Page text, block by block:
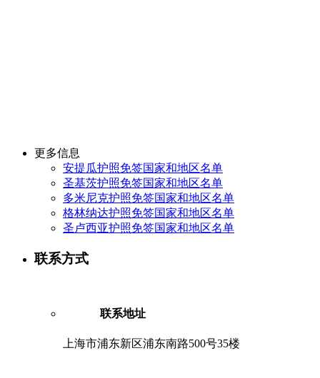
更多信息
安提瓜护照免签国家和地区名单
圣基茨护照免签国家和地区名单
多米尼克护照免签国家和地区名单
格林纳达护照免签国家和地区名单
圣卢西亚护照免签国家和地区名单
联系方式
联系地址
上海市浦东新区浦东南路500号35楼